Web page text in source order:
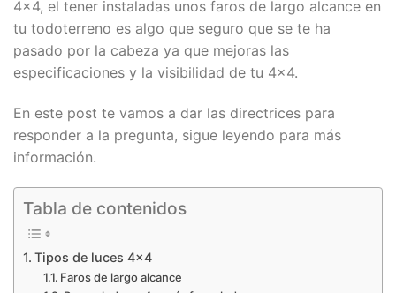
4×4, el tener instaladas unos faros de largo alcance en
tu todoterreno es algo que seguro que se te ha
pasado por la cabeza ya que mejoras las
especificaciones y la visibilidad de tu 4×4.
En este post te vamos a dar las directrices para
responder a la pregunta, sigue leyendo para más
información.
Tabla de contenidos
Tipos de luces 4×4
Faros de largo alcance